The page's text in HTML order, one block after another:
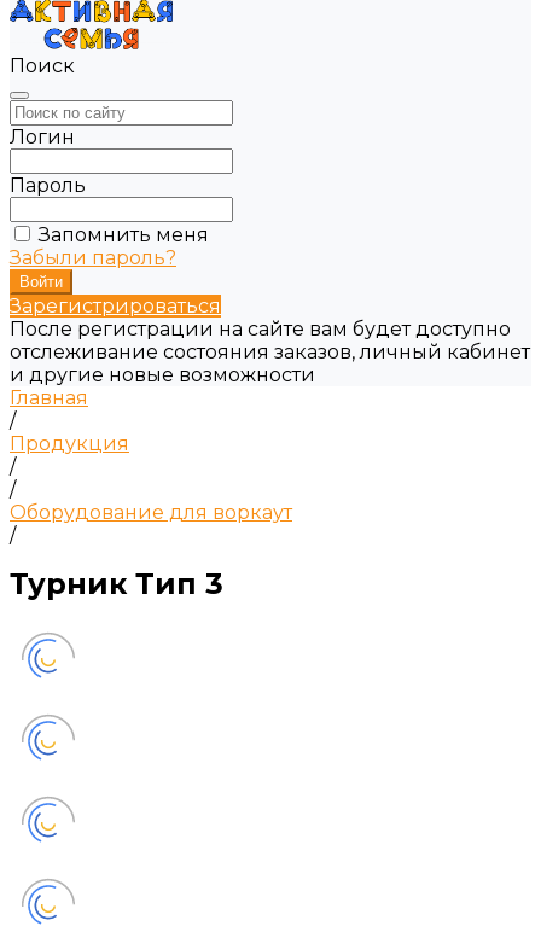
Поиск
Логин
Пароль
Запомнить меня
Забыли пароль?
Зарегистрироваться
После регистрации на сайте вам будет доступно
отслеживание состояния заказов, личный кабинет
и другие новые возможности
Главная
/
Продукция
/
/
Оборудование для воркаут
/
Турник Тип 3